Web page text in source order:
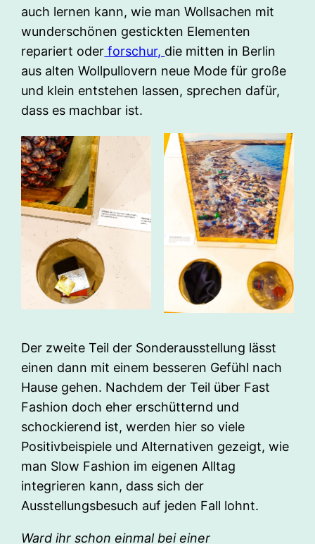
auch lernen kann, wie man Wollsachen mit
wunderschönen gestickten Elementen
repariert oder forschur, die mitten in Berlin
aus alten Wollpullovern neue Mode für große
und klein entstehen lassen, sprechen dafür,
dass es machbar ist.
Der zweite Teil der Sonderausstellung lässt
einen dann mit einem besseren Gefühl nach
Hause gehen. Nachdem der Teil über Fast
Fashion doch eher erschütternd und
schockierend ist, werden hier so viele
Positivbeispiele und Alternativen gezeigt, wie
man Slow Fashion im eigenen Alltag
integrieren kann, dass sich der
Ausstellungsbesuch auf jeden Fall lohnt.
Ward ihr schon einmal bei einer